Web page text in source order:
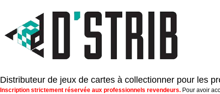
Distributeur de jeux de cartes à collectionner pour les
Inscription strictement réservée aux professionnels revendeurs. Pour avoir